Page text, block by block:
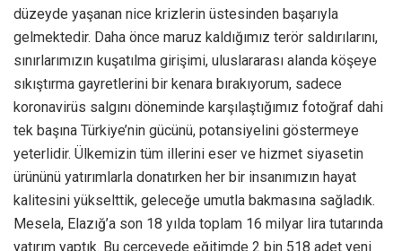
düzeyde yaşanan nice krizlerin üstesinden başarıyla
gelmektedir. Daha önce maruz kaldığımız terör saldırılarını,
sınırlarımızın kuşatılma girişimi, uluslararası alanda köşeye
sıkıştırma gayretlerini bir kenara bırakıyorum, sadece
koronavirüs salgını döneminde karşılaştığımız fotoğraf dahi
tek başına Türkiye’nin gücünü, potansiyelini göstermeye
yeterlidir. Ülkemizin tüm illerini eser ve hizmet siyasetin
ürününü yatırımlarla donatırken her bir insanımızın hayat
kalitesini yükselttik, geleceğe umutla bakmasına sağladık.
Mesela, Elazığ’a son 18 yılda toplam 16 milyar lira tutarında
yatırım yaptık. Bu çerçevede eğitimde 2 bin 518 adet yeni